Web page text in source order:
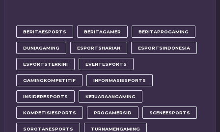
BERITAESPORTS BERITAGAMER BERITAPROGAMING
DUNIAGAMING ESPORTSHARIAN ESPORTSINDONESIA
ESPORTSTERKINI EVENTESPORTS
GAMINGKOMPETITIF INFORMASIESPORTS
INSIDERESPORTS KEJUARAANGAMING
KOMPETISIESPORTS PROGAMERSID SCENEESPORTS
SOROTANESPORTS TURNAMENGAMING